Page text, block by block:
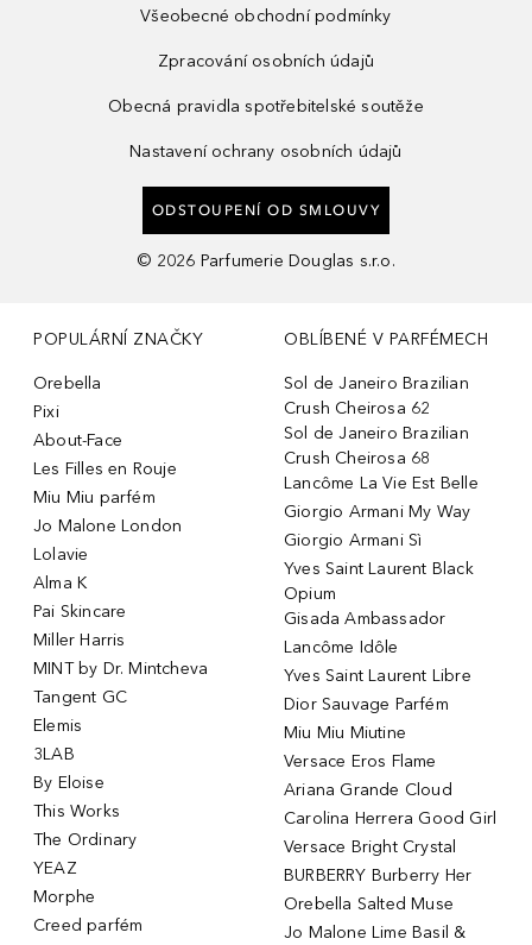
Všeobecné obchodní podmínky
Zpracování osobních údajů
Obecná pravidla spotřebitelské soutěže
Nastavení ochrany osobních údajů
ODSTOUPENÍ OD SMLOUVY
© 2026 Parfumerie Douglas s.r.o.
POPULÁRNÍ ZNAČKY
Orebella
Pixi
About-Face
Les Filles en Rouje
Miu Miu parfém
Jo Malone London
Lolavie
Alma K
Pai Skincare
Miller Harris
MINT by Dr. Mintcheva
Tangent GC
Elemis
3LAB
By Eloise
This Works
The Ordinary
YEAZ
Morphe
Creed parfém
OBLÍBENÉ V PARFÉMECH
Sol de Janeiro Brazilian
Crush Cheirosa 62
Sol de Janeiro Brazilian
Crush Cheirosa 68
Lancôme La Vie Est Belle
Giorgio Armani My Way
Giorgio Armani Sì
Yves Saint Laurent Black
Opium
Gisada Ambassador
Lancôme Idôle
Yves Saint Laurent Libre
Dior Sauvage Parfém
Miu Miu Miutine
Versace Eros Flame
Ariana Grande Cloud
Carolina Herrera Good Girl
Versace Bright Crystal
BURBERRY Burberry Her
Orebella Salted Muse
Jo Malone Lime Basil &